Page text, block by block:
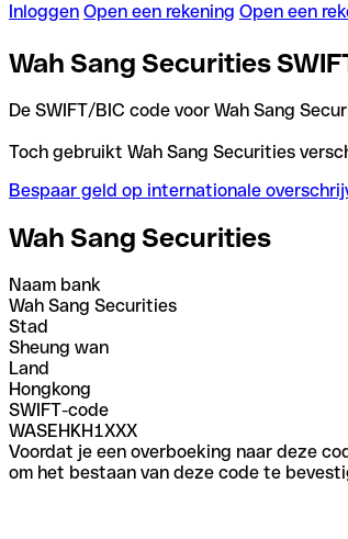
Inloggen Open een rekening Open een
Wah Sang Securities
De SWIFT/BIC code voor Wah Sang
Toch gebruikt Wah Sang Securities
Bespaar geld op internationale
Wah Sang Securities
Naam bank
Wah Sang Securities
Stad
Sheung wan
Land
Hongkong
SWIFT-code
WASEHKH1XXX
Voordat je een overboeking naar deze
om het bestaan van deze code te